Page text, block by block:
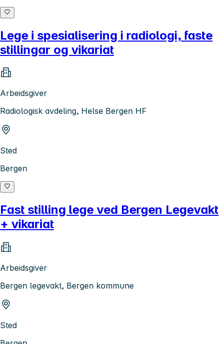
Lege i spesialisering i radiologi, faste
stillingar og vikariat
Arbeidsgiver
Radiologisk avdeling, Helse Bergen HF
Sted
Bergen
Fast stilling lege ved Bergen Legevakt
+ vikariat
Arbeidsgiver
Bergen legevakt, Bergen kommune
Sted